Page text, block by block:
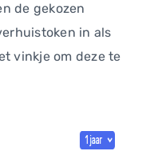
de gekozen
in als
vinkje om deze te